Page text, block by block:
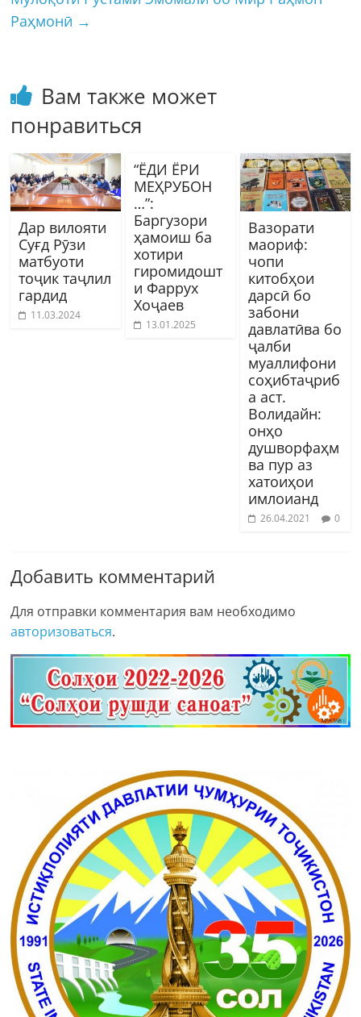
Раҳмонӣ →
Вам также может
понравиться
Дар вилояти
Суғд Рӯзи
матбуоти
тоҷик таҷлил
гардид
11.03.2024
“ЁДИ ЁРИ
МЕҲРУБОН
…”:
Баргузори
ҳамоиш ба
хотири
гиромидошт
и Фаррух
Хоҷаев
13.01.2025
Вазорати
маориф:
чопи
китобҳои
дарсӣ бо
забони
давлатӣва бо
ҷалби
муаллифони
соҳибтаҷриб
а аст.
Волидайн:
онҳо
душворфаҳм
ва пур аз
хатоиҳои
имлоианд
26.04.2021 0
Добавить комментарий
Для отправки комментария вам необходимо
авторизоваться.